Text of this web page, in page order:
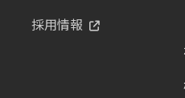
採用情報